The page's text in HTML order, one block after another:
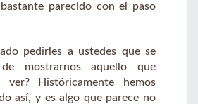
parecido con el paso
pedirles a ustedes que se
mostrarnos aquello que
ver? Históricamente hemos
así, y es algo que parece no